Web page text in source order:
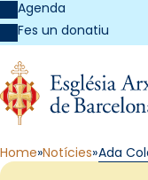
Agenda
Fes un donatiu
Home Notícies Ada